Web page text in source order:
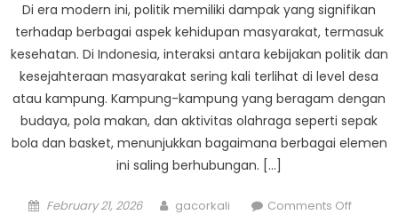
Di era modern ini, politik memiliki dampak yang signifikan
terhadap berbagai aspek kehidupan masyarakat, termasuk
kesehatan. Di Indonesia, interaksi antara kebijakan politik dan
kesejahteraan masyarakat sering kali terlihat di level desa
atau kampung. Kampung-kampung yang beragam dengan
budaya, pola makan, dan aktivitas olahraga seperti sepak
bola dan basket, menunjukkan bagaimana berbagai elemen
ini saling berhubungan. […]
Posted
February 21, 2026 Author
gacorkali Comments Offon